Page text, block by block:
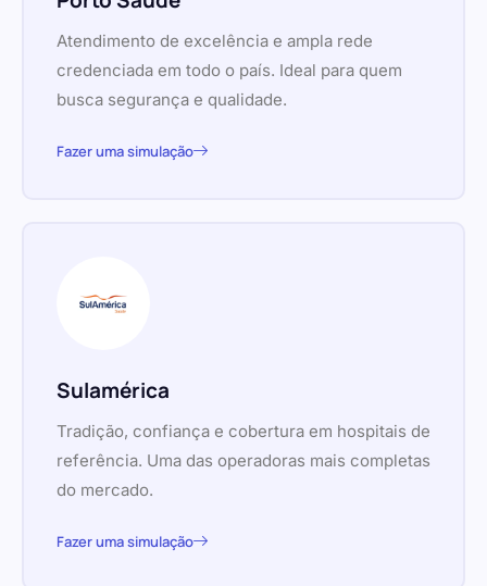
Atendimento de excelência e ampla rede
credenciada em todo o país. Ideal para quem
busca segurança e qualidade.
Fazer uma simulação
Sulamérica
Tradição, confiança e cobertura em hospitais de
referência. Uma das operadoras mais completas
do mercado.
Fazer uma simulação